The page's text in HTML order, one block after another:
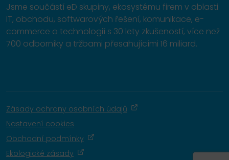
Jsme součástí eD skupiny, ekosystému firem v oblasti
IT, obchodu, softwarových řešení, komunikace, e-
commerce a technologií s 30 lety zkušeností, více než
700 odborníky a tržbami přesahujícími 16 miliard.
Zásady ochrany osobních údajů
Nastavení cookies
Obchodní podmínky
Ekologické zásady